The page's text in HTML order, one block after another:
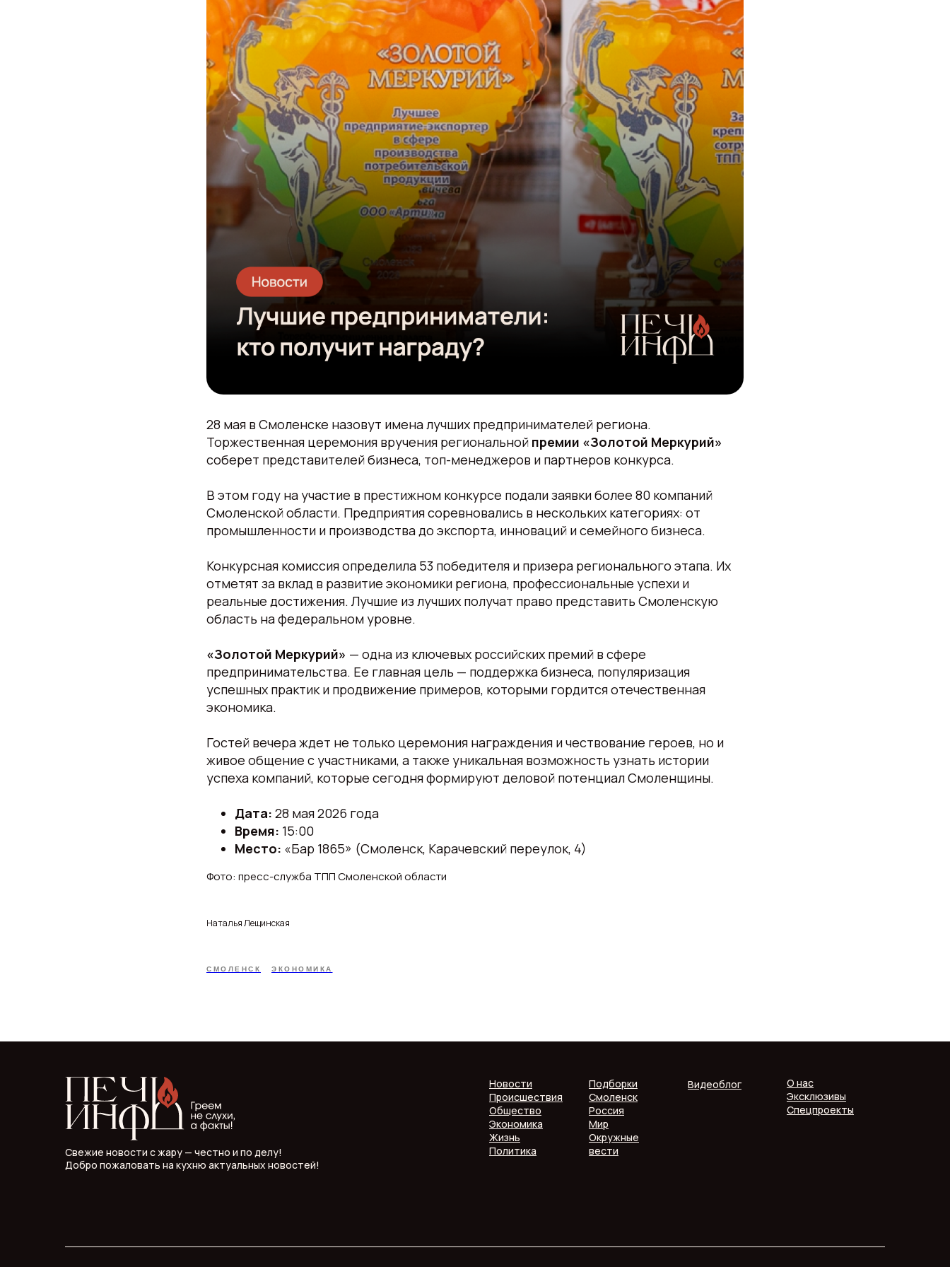
28 мая в Смоленске назовут имена лучших предпринимателей региона.
Торжественная церемония вручения региональной премии «Золотой Меркурий»
соберет представителей бизнеса, топ-менеджеров и партнеров конкурса.
В этом году на участие в престижном конкурсе подали заявки более 80 компаний
Смоленской области. Предприятия соревновались в нескольких категориях: от
промышленности и производства до экспорта, инноваций и семейного бизнеса.
Конкурсная комиссия определила 53 победителя и призера регионального этапа. Их
отметят за вклад в развитие экономики региона, профессиональные успехи и
реальные достижения. Лучшие из лучших получат право представить Смоленскую
область на федеральном уровне.
«Золотой Меркурий» — одна из ключевых российских премий в сфере
предпринимательства. Ее главная цель — поддержка бизнеса, популяризация
успешных практик и продвижение примеров, которыми гордится отечественная
экономика.
Гостей вечера ждет не только церемония награждения и чествование героев, но и
живое общение с участниками, а также уникальная возможность узнать истории
успеха компаний, которые сегодня формируют деловой потенциал Смоленщины.
Дата: 28 мая 2026 года
Время: 15:00
Место: «Бар 1865» (Смоленск, Карачевский переулок, 4)
Фото: пресс-служба ТПП Смоленской области
Наталья Лещинская
СМОЛЕНСК ЭКОНОМИКА
Свежие новости с жару — честно и по делу!
Добро пожаловать на кухню актуальных новостей!
Новости
Происшествия
Общество
Экономика
Жизнь
Политика
Подборки
Смоленск
Россия
Мир
Окружные
вести
Видеоблог
О нас
Эксклюзивы
Спецпроекты